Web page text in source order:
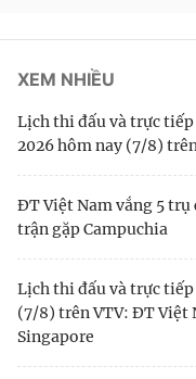
XEM NHIỀU
Lịch thi đấu và trực tiếp
2026 hôm nay (7/8)
ĐT Việt Nam vắng 5
trận gặp Campuchia
Lịch thi đấu và trực tiếp
(7/8) trên VTV: ĐT Việt
Singapore